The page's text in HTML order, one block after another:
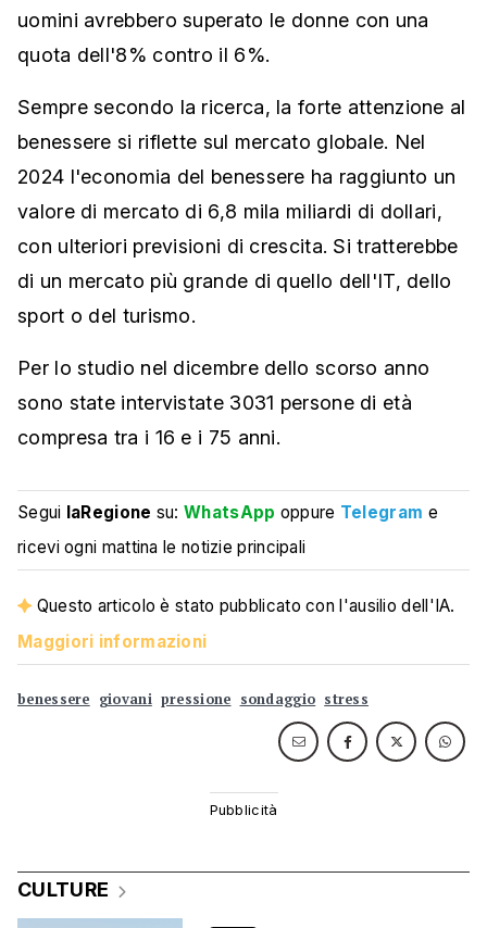
uomini avrebbero superato le donne con una
quota dell'8% contro il 6%.
Sempre secondo la ricerca, la forte attenzione al
benessere si riflette sul mercato globale. Nel
2024 l'economia del benessere ha raggiunto un
valore di mercato di 6,8 mila miliardi di dollari,
con ulteriori previsioni di crescita. Si tratterebbe
di un mercato più grande di quello dell'IT, dello
sport o del turismo.
Per lo studio nel dicembre dello scorso anno
sono state intervistate 3031 persone di età
compresa tra i 16 e i 75 anni.
Segui laRegione su:WhatsApp oppure Telegram e
ricevi ogni mattina le notizie principali
Questo articolo è stato pubblicato con l'ausilio dell'IA.
Maggiori informazioni
benessere giovani pressione sondaggio stress
CULTURE